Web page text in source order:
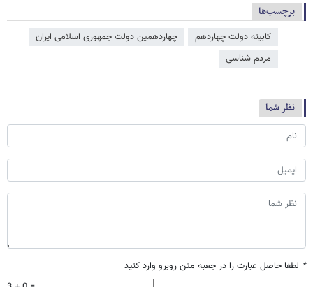
برچسب‌ها
کابینه دولت چهاردهم
چهاردهمین دولت جمهوری اسلامی ایران
مردم شناسی
نظر شما
* لطفا حاصل عبارت را در جعبه متن روبرو وارد کنید